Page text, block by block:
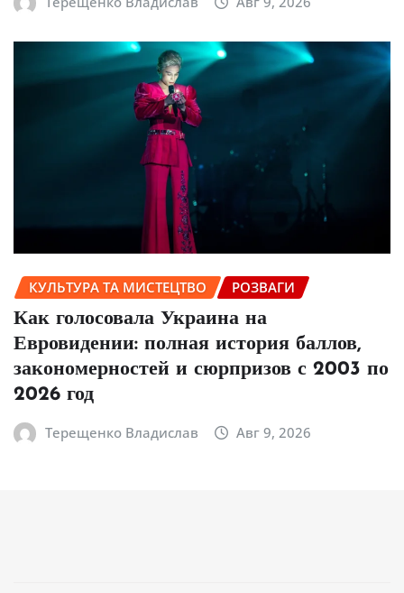
КУЛЬТУРА ТА МИСТЕЦТВО РОЗВАГИ
Как голосовала Украина на
Евровидении: полная история баллов,
закономерностей и сюрпризов с 2003 по
2026 год
Терещенко Владислав Авг 9, 2026